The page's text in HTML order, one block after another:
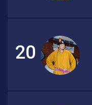
20